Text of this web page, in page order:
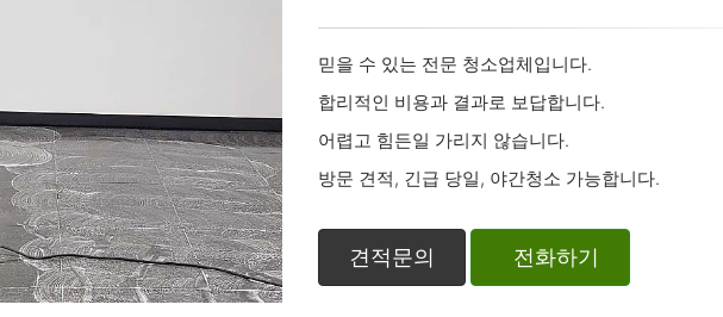
믿을 수 있는 전문 청소업체입니다.
합리적인 비용과 결과로 보답합니다.
어렵고 힘든일 가리지 않습니다.
방문 견적, 긴급 당일, 야간청소 가능합니다.
견적문의 전화하기